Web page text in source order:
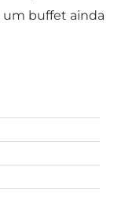
um buffet ainda